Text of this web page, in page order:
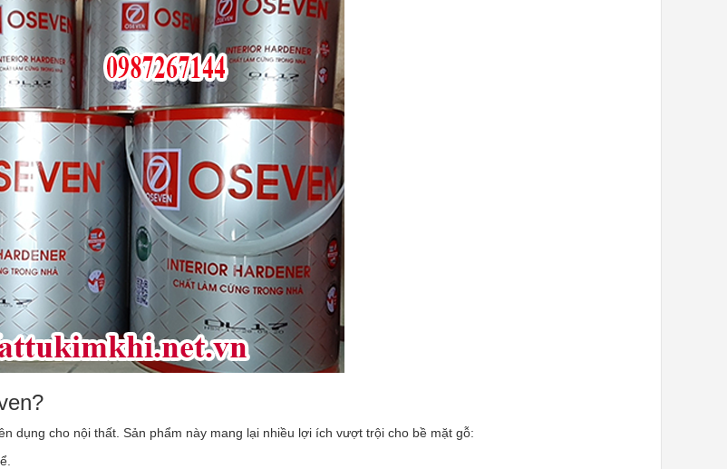
dụng cho nội thất. Sản phẩm này mang lại nhiều lợi ích vượt trội cho bề mặt gỗ: